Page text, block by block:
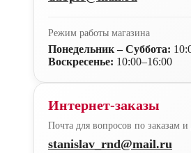
Режим работы магазина
Понедельник – Суббота:
Воскресенье: 10:00–16:00
Интернет-заказы
Почта для вопросов по заказам и
stanislav_rnd@mail.ru